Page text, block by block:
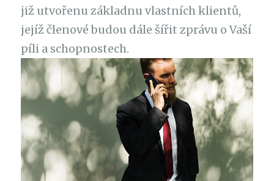
již utvořenu základnu vlastních klientů,
jejíž členové budou dále šířit zprávu o Vaší
píli a schopnostech.